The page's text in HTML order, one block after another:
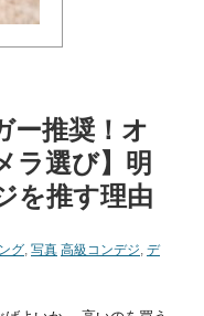
ー推奨！オ
ラ選び】明
を推す理由
グ, 写真 高級コンデジ, デ